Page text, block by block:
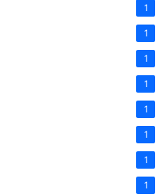
1
1
1
1
1
1
1
1